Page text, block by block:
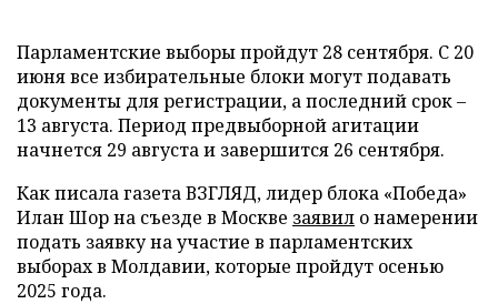
Парламентские выборы пройдут 28 сентября. С 20
июня все избирательные блоки могут подавать
документы для регистрации, а последний срок –
13 августа. Период предвыборной агитации
начнется 29 августа и завершится 26 сентября.
Как писала газета ВЗГЛЯД, лидер блока «Победа»
Илан Шор на съезде в Москве заявил о намерении
подать заявку на участие в парламентских
выборах в Молдавии, которые пройдут осенью
2025 года.